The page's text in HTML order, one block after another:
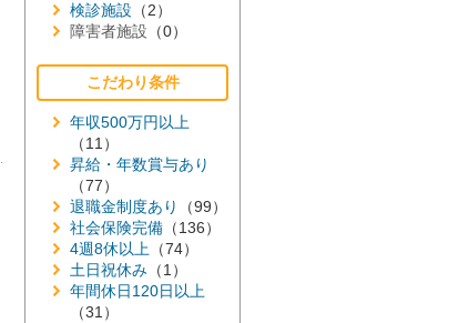
検診施設 （2）
障害者施設 （0）
こだわり条件
年収500万円以上
（11）
昇給・年数賞与あり
（77）
退職金制度あり
（99）
社会保険完備 （136）
4週8休以上 （74）
土日祝休み （1）
年間休日120日以上
（31）